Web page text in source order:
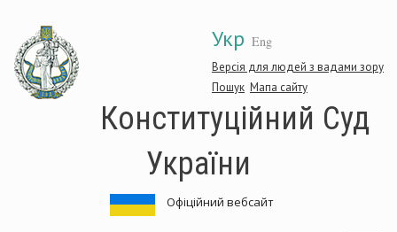
основного
матеріалу
Укр Eng
Версія для людей з вадами зору
Пошук Мапа сайту
Конституційний Суд
України
Офіційний вебсайт